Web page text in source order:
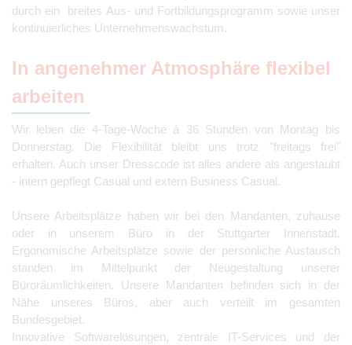
durch ein breites Aus- und Fortbildungsprogramm sowie unser
kontinuierliches Unternehmenswachstum.
In angenehmer Atmosphäre flexibel
arbeiten
Wir leben die 4-Tage-Woche á 36 Stunden von Montag bis
Donnerstag. Die Flexibilität bleibt uns trotz "freitags frei"
erhalten. Auch unser Dresscode ist alles andere als angestaubt
- intern gepflegt Casual und extern Business Casual.
Unsere Arbeitsplätze haben wir bei den Mandanten, zuhause
oder in unserem Büro in der Stuttgarter Innenstadt.
Ergonomische Arbeitsplätze sowie der persönliche Austausch
standen im Mittelpunkt der Neugestaltung unserer
Büroräumlichkeiten. Unsere Mandanten befinden sich in der
Nähe unseres Büros, aber auch verteilt im gesamten
Bundesgebiet.
Innovative Softwarelösungen, zentrale IT-Services und der